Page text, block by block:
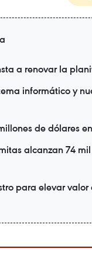
a renovar la
informático y
de dólares
alcanzan 74
para elevar